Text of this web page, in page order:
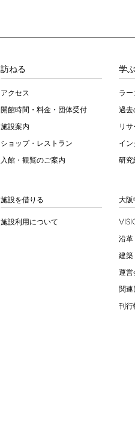
訪ねる
アクセス
開館時間・料金・団体受付
施設案内
ショップ・レストラン
入館・観覧のご案内
学ぶ
ラ
過去
リ
イ
研究
施設を借りる
施設利用について
大阪
沿革
建築
運営
関
刊行